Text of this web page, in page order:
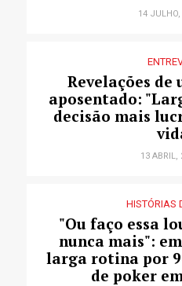
14
Revelações
aposentado:
decisão mais
13 ABRIL,
HISTÓRIAS
"Ou faço essa
nunca mais":
larga rotina por
de poker